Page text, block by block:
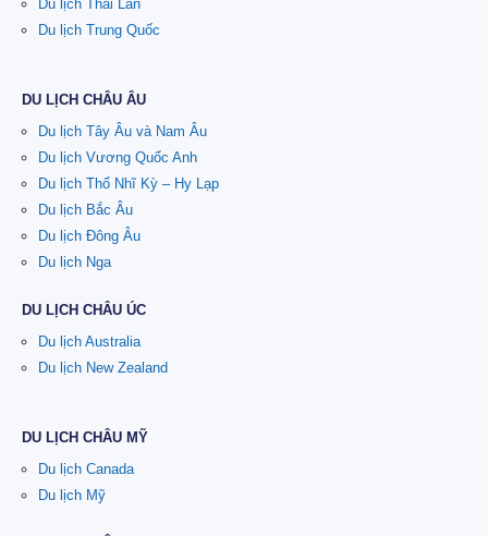
Du lịch Thái Lan
Du lịch Trung Quốc
DU LỊCH CHÂU ÂU
Du lịch Tây Âu và Nam Âu
Du lịch Vương Quốc Anh
Du lịch Thổ Nhĩ Kỳ – Hy Lạp
Du lịch Bắc Âu
Du lịch Đông Âu
Du lịch Nga
DU LỊCH CHÂU ÚC
Du lịch Australia
Du lịch New Zealand
DU LỊCH CHÂU MỸ
Du lịch Canada
Du lịch Mỹ